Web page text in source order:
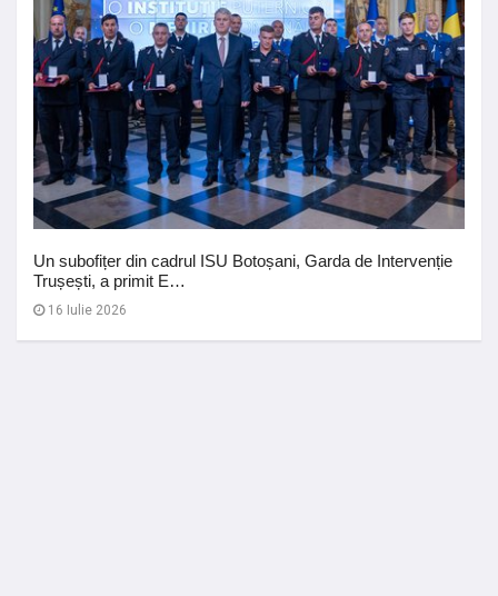
Un subofițer din cadrul ISU Botoșani, Garda de Intervenție
Trușești, a primit E…
16 Iulie 2026